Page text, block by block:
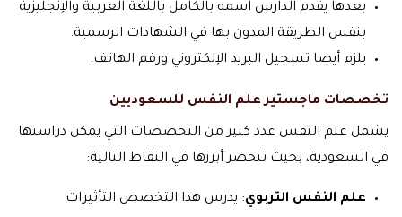
بعدها يقدم الدارس اسمه بالكامل باللغة العربية والإنجليزية
بنفس الطريقة المدون بها في الشهادات الرسمية.
يلزم أيضا تسجيل البريد الإلكتروني ورقم الهاتف.
تخصصات ماجستير علم النفس للسعوديين
يشمل علم النفس عدد كبير من التخصصات التي يمكن دراستها
في السعودية، بحيث تنحصر أبرزها في النقاط التالية:
علم النفس التربوي: يدرس هذا التخصص التأثيرات